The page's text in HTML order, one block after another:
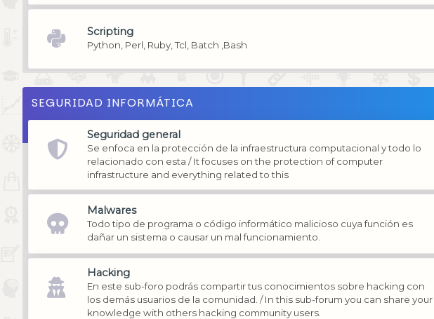
Scripting
Python, Perl, Ruby, Tcl, Batch ,Bash
SEGURIDAD INFORMÁTICA
Seguridad general
Se enfoca en la protección de la infraestructura computacional y todo lo
relacionado con esta / It focuses on the protection of computer
infrastructure and everything related to this
Malwares
Todo tipo de programa o código informático malicioso cuya función es
dañar un sistema o causar un mal funcionamiento.
Hacking
En este sub-foro podrás compartir tus conocimientos sobre hacking con
los demás usuarios de la comunidad. / In this sub-forum you can share your
knowledge with others hacking community users.